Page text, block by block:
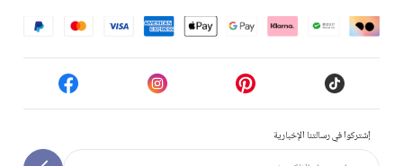
إشتركوا في رسالتنا الإخبارية